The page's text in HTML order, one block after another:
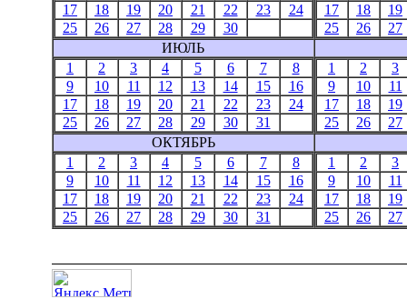
17
18 19 20 21 22 23
24
25
26 27 28 29 30
17
18
19
25
26
27
ИЮЛЬ
1
2 3 4 5 6 7
8
9
10 11 12 13 14 15
16
17
18 19 20 21 22 23
24
25
26 27 28 29 30 31
1 2
3
9
10
11
17
18
19
25
26
27
ОКТЯБРЬ
1
2 3 4 5 6 7
8
9
10 11 12 13 14 15
16
17
18 19 20 21 22 23
24
25
26 27 28 29 30 31
1 2
3
9
10
11
17
18
19
25
26 27